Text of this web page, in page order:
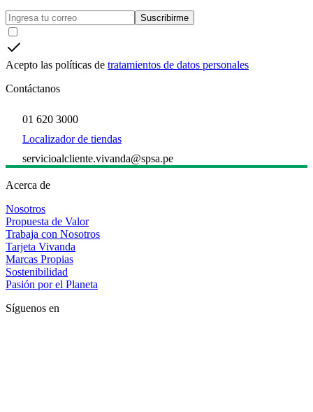
Suscribirme
Acepto las políticas de tratamientos de datos personales
Contáctanos
01 620 3000
Localizador de tiendas
servicioalcliente.vivanda@spsa.pe
Acerca de
Nosotros
Propuesta de Valor
Trabaja con Nosotros
Tarjeta Vivanda
Marcas Propias
Sostenibilidad
Pasión por el Planeta
Síguenos en